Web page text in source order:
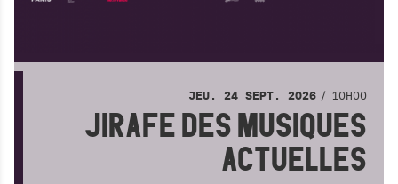
JEU. 24 SEPT. 2026 10H00
JIRAFE DES MUSIQUES
ACTUELLES